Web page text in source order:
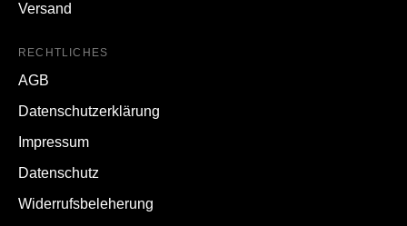
Versand
RECHTLICHES
AGB
Datenschutzerklärung
Impressum
Datenschutz
Widerrufsbeleherung